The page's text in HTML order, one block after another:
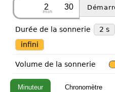
min
Durée de la sonnerie 2 s
infini
Volume de la sonnerie
Minuteur Chronomètre